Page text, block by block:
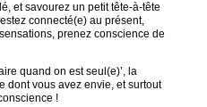
et savourez un petit tête-à-tête
connecté(e) au présent,
prenez conscience de
quand on est seul(e)’, la
dont vous avez envie, et surtout
!